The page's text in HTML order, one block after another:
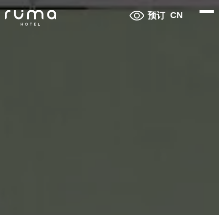
预订 CN